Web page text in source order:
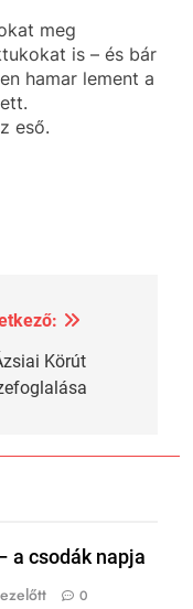
meg
is – és bár
hamar lement a
eső.
Körút
a csodák napja
0